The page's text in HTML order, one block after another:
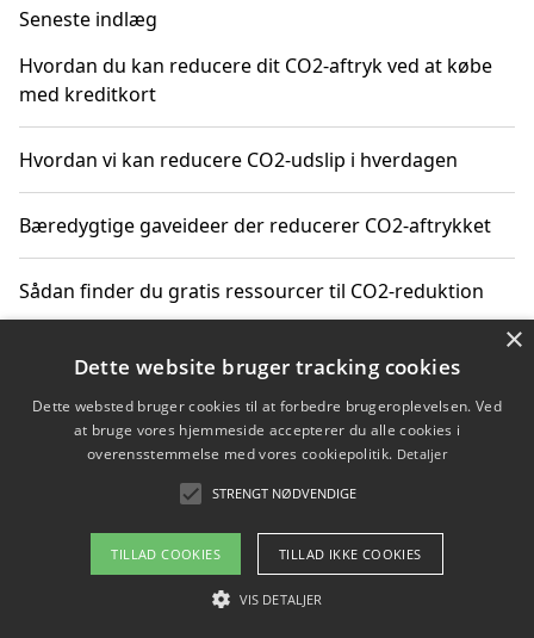
Seneste indlæg
Hvordan du kan reducere dit CO2-aftryk ved at købe
med kreditkort
Hvordan vi kan reducere CO2-udslip i hverdagen
Bæredygtige gaveideer der reducerer CO2-aftrykket
Sådan finder du gratis ressourcer til CO2-reduktion
Hvordan gadgets til hjemmet kan reducere CO2-udslip
Copyright 2026 - Pilanto Aps
Om / kontakt
Blog Betingelser
×
Dette website bruger tracking cookies
Dette websted bruger cookies til at forbedre brugeroplevelsen. Ved
at bruge vores hjemmeside accepterer du alle cookies i
overensstemmelse med vores cookiepolitik. Detaljer
STRENGT NØDVENDIGE
TILLAD COOKIES TILLAD IKKE COOKIES
VIS DETALJER